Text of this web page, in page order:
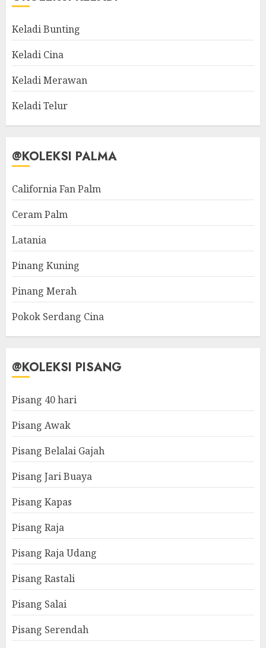
Keladi Bunting
Keladi Cina
Keladi Merawan
Keladi Telur
@KOLEKSI PALMA
California Fan Palm
Ceram Palm
Latania
Pinang Kuning
Pinang Merah
Pokok Serdang Cina
@KOLEKSI PISANG
Pisang 40 hari
Pisang Awak
Pisang Belalai Gajah
Pisang Jari Buaya
Pisang Kapas
Pisang Raja
Pisang Raja Udang
Pisang Rastali
Pisang Salai
Pisang Serendah